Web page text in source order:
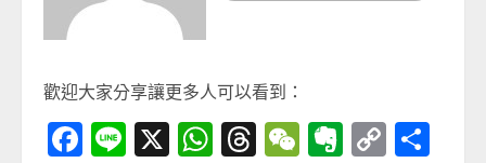
歡迎大家分享讓更多人可以看到：
Facebook
Line
X WhatsApp
Threads
WeChat
Evernote
Copy